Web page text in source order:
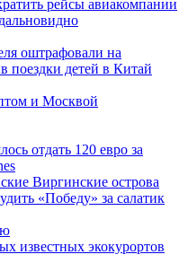
рейсы авиакомпании
оштрафовали на
поездки детей в Китай
и Москвой
отдать 120 евро за
Виргинские острова
«Победу» за салатик
известных экокурортов